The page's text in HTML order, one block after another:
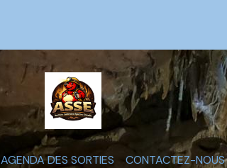
AGENDA DES SORTIES CONTACTEZ-NOUS